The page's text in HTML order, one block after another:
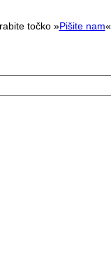
točko »Pišite nam«.